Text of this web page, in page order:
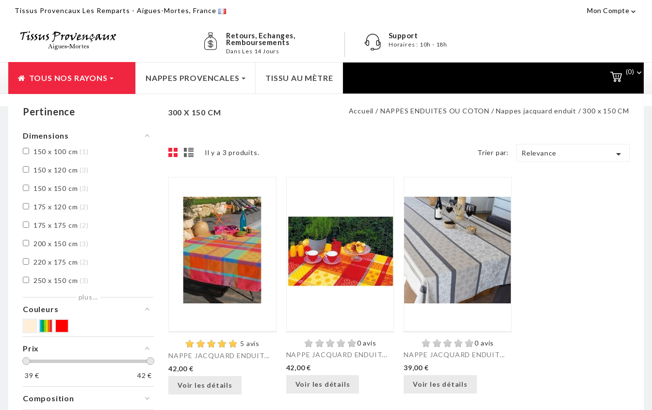
Tissus Provencaux Les Remparts - Aigues-Mortes, France Mon Compte 
Retours, Echanges,
Remboursements
Dans Les 14 Jours
Support
Horaires : 10h - 18h
TOUS NOS RAYONS NAPPES PROVENCALES TISSU AU MÈTRE
(0) 
Pertinence
Dimensions
150 x 100 cm 1
150 x 120 cm 3
150 x 150 cm 3
175 x 120 cm 2
175 x 175 cm 2
200 x 150 cm 3
220 x 175 cm 2
250 x 150 cm 3
250 x 175 cm 2
300 x 150 cm
300 x 175 cm 2
Ronde 160 cm
Ronde 180 cm
plus...
Couleurs
Prix
39 € 42 €
Composition
300 X 150 CM Accueil NAPPES ENDUITES OU COTON Nappes jacquard enduit 300 x 150 CM
Il y a 3 produits. Trier par: Relevance 
5 avis
NAPPE JACQUARD ENDUIT...
42,00 €
Voir les détails
0 avis
NAPPE JACQUARD ENDUIT...
42,00 €
Voir les détails
0 avis
NAPPE JACQUARD ENDUIT...
39,00 €
Voir les détails